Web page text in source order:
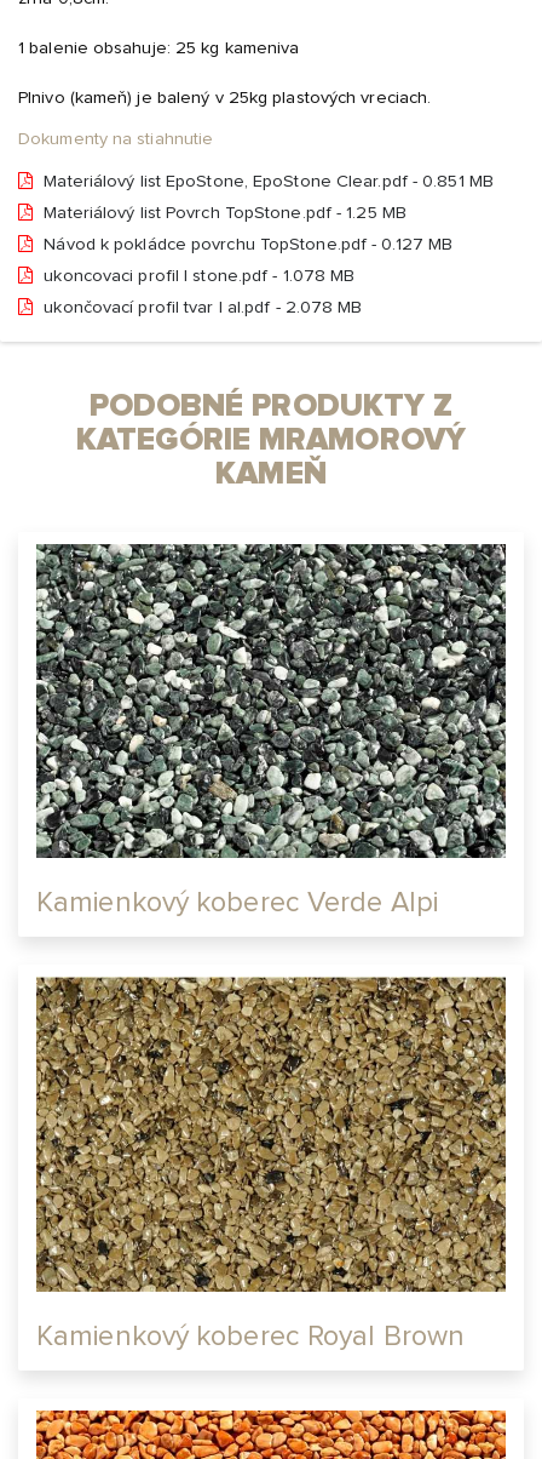
1 balenie obsahuje: 25 kg kameniva
Plnivo (kameň) je balený v 25kg plastových vreciach.
Dokumenty na stiahnutie
Materiálový list EpoStone, EpoStone Clear.pdf - 0.851 MB
Materiálový list Povrch TopStone.pdf - 1.25 MB
Návod k pokládce povrchu TopStone.pdf - 0.127 MB
ukoncovaci profil l stone.pdf - 1.078 MB
ukončovací profil tvar l al.pdf - 2.078 MB
PODOBNÉ PRODUKTY Z
KATEGÓRIE MRAMOROVÝ
KAMEŇ
Kamienkový koberec Verde Alpi
Kamienkový koberec Royal Brown